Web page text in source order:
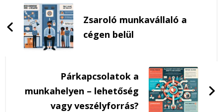
Navigation
Zsaroló munkavállaló a
cégen belül
Párkapcsolatok a
munkahelyen – lehetőség
vagy veszélyforrás?